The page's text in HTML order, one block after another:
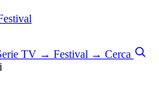
TV → Festival → Cerca